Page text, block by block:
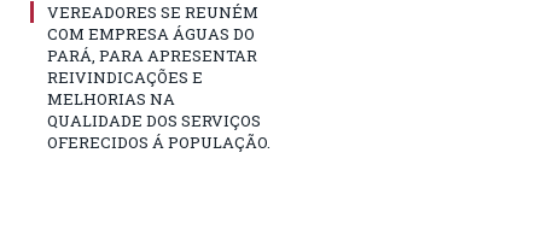
VEREADORES SE REUNÉM
COM EMPRESA ÁGUAS DO
PARÁ, PARA APRESENTAR
REIVINDICAÇÕES E
MELHORIAS NA
QUALIDADE DOS SERVIÇOS
OFERECIDOS Á POPULAÇÃO.